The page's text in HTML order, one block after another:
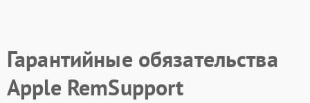
Гарантийные обязательства
Apple RemSupport